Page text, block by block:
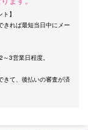
】
きれば最短当日中にメー
3営業日程度。
きて、後払いの審査が済